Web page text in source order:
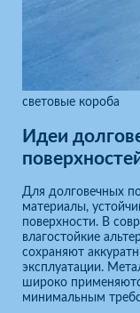
световые короба
Идеи
Для долговечных
материалы,
поверхности. В
влагостойкие
сохраняют
эксплуатации.
широко
минимальным